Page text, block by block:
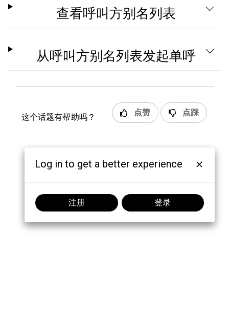
查看呼叫方别名列表
从呼叫方别名列表发起单呼
这个话题有帮助吗？ 点赞 点踩
Log in to get a better experience
注册 登录